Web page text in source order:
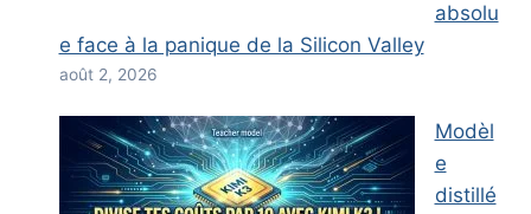
absolu
e face à la panique de la Silicon Valley
août 2, 2026
Modèl
e
distillé